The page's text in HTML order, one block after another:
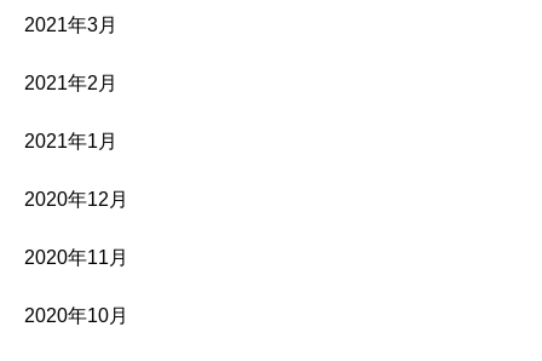
2021年3月
2021年2月
2021年1月
2020年12月
2020年11月
2020年10月